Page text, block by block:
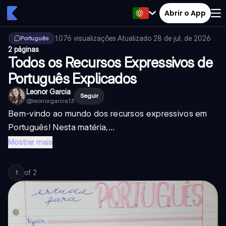
Abrir o App
Português 1.076 visualizações·Atualizado 28 de jul. de 2026·
2 páginas
Todos os Recursos Expressivos de
Português Explicados
Leonor Garcia
@leonorgarcia13
Seguir
Bem-vindo ao mundo dos recursos expressivos em
Português! Nesta matéria,...
Mostrar mais
1 of 2